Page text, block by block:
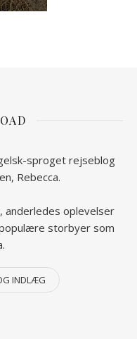
sproget rejseblog
Rebecca.
anderledes oplevelser
storbyer som
INDLÆG